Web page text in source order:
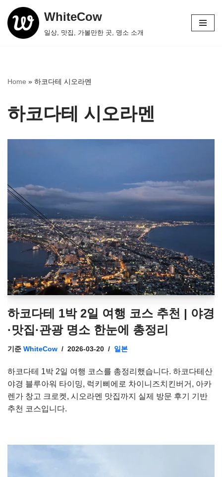
콘
텐
기
WhiteCow
일상, 맛집, 가볼만한 곳, 명소 소개
Home » 하코다테 시오라멘
하코다테 시오라멘
하코다테 1박 2일 여행 코스 추천 | 야경
·맛집·관광 명소 한눈에 총정리
기준 WhiteCow 2026-03-20 일본
하코다테 1박 2일 여행 코스를 총정리했습니다. 하코다테산
야경 블루아워 타이밍, 럭키삐에로 차이니즈치킨버거, 아카
렌가 창고 크로켓, 시오라멘 맛집까지 실제 방문 후기 기반
추천 코스입니다.